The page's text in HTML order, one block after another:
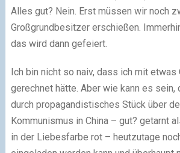
Alles gut? Nein. Erst müssen wir noch
Großgrundbesitzer erschießen.
das wird dann gefeiert.
Ich bin nicht so naiv, dass ich mit etwas
gerechnet hätte. Aber wie kann es sein,
durch propagandistisches Stück über
Kommunismus in China – gut? getarnt
in der Liebesfarbe rot – heutzutage